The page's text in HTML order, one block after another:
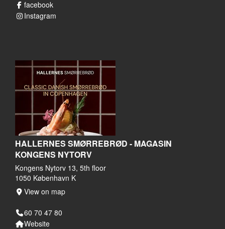
facebook
Instagram
HALLERNES SMØRREBRØD - MAGASIN
KONGENS NYTORV
Kongens Nytorv 13, 5th floor
1050 København K
View on map
60 70 47 80
Website